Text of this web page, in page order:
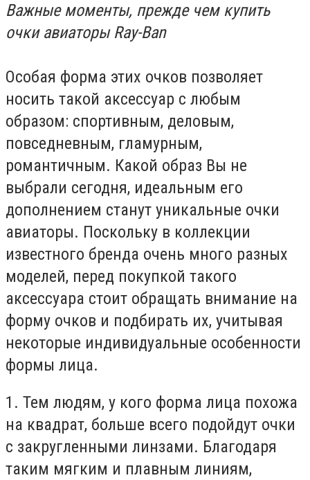
Важные моменты, прежде чем купить
очки авиаторы Ray-Ban
Особая форма этих очков позволяет
носить такой аксессуар с любым
образом: спортивным, деловым,
повседневным, гламурным,
романтичным. Какой образ Вы не
выбрали сегодня, идеальным его
дополнением станут уникальные очки
авиаторы. Поскольку в коллекции
известного бренда очень много разных
моделей, перед покупкой такого
аксессуара стоит обращать внимание на
форму очков и подбирать их, учитывая
некоторые индивидуальные особенности
формы лица.
1. Тем людям, у кого форма лица похожа
на квадрат, больше всего подойдут очки
с закругленными линзами. Благодаря
таким мягким и плавным линиям,